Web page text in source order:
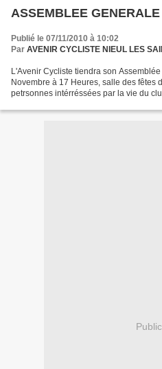
ASSEMBLEE GENERALE
Publié le 07/11/2010 à 10:02
Par AVENIR CYCLISTE NIEUL LES
L'Avenir Cycliste tiendra son
Novembre à 17 Heures, salle des fêtes
petrsonnes intérréssées par la vie du